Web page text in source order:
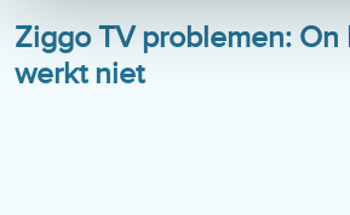
Ziggo TV problemen: On
werkt niet